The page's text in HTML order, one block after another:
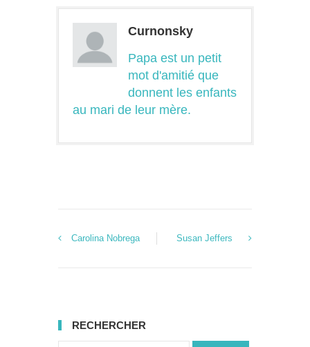
Curnonsky
Papa est un petit
mot d'amitié que
donnent les enfants
au mari de leur mère.
Carolina Nobrega Susan Jeffers
RECHERCHER